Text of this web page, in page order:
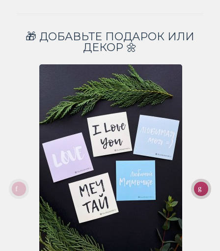
🎁 ДОБАВЬТЕ ПОДАРОК ИЛИ
ДЕКОР 🌼